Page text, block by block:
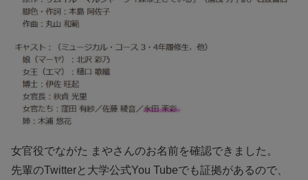
女官役でながた まやさんのお名前を確認できました。
先輩のTwitterと大学公式You Tubeでも証拠があるので、